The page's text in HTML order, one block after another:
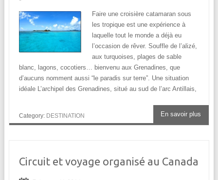
Faire une croisière catamaran sous
les tropique est une expérience à
laquelle tout le monde a déjà eu
l’occasion de rêver. Souffle de l’alizé,
aux turquoises, plages de sable
blanc, lagons, cocotiers… bienvenu aux Grenadines, que
d’aucuns nomment aussi “le paradis sur terre”. Une situation
idéale L’archipel des Grenadines, situé au sud de l’arc Antillais,
Category: DESTINATION En savoir plus
Circuit et voyage organisé au Canada